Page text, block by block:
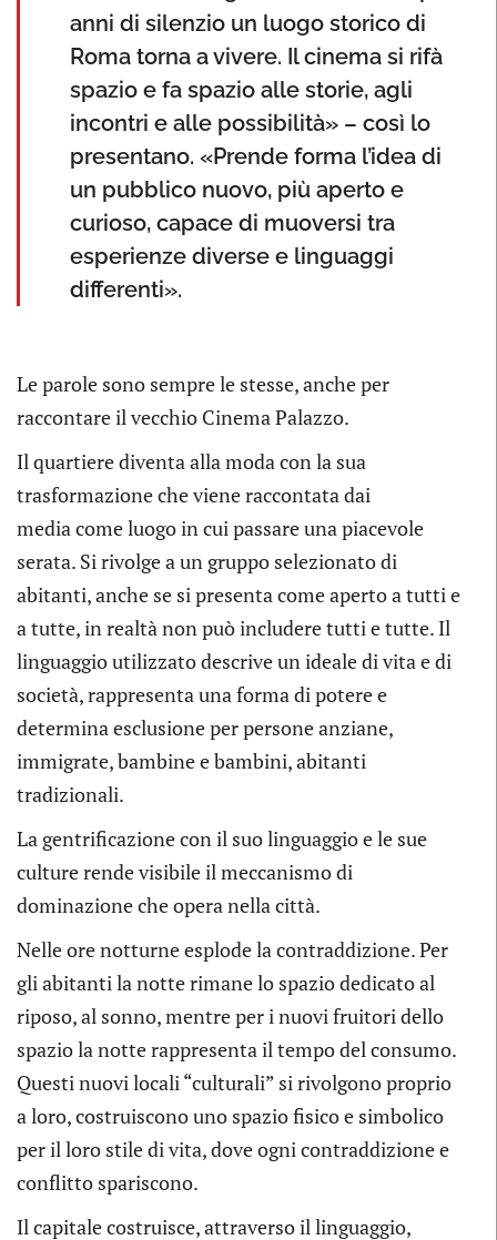
anni di silenzio un luogo storico di
Roma torna a vivere. Il cinema si rifà
spazio e fa spazio alle storie, agli
incontri e alle possibilità» – così lo
presentano. «Prende forma l’idea di
un pubblico nuovo, più aperto e
curioso, capace di muoversi tra
esperienze diverse e linguaggi
differenti».
Le parole sono sempre le stesse, anche per
raccontare il vecchio Cinema Palazzo.
Il quartiere diventa alla moda con la sua
trasformazione che viene raccontata dai
media come luogo in cui passare una piacevole
serata. Si rivolge a un gruppo selezionato di
abitanti, anche se si presenta come aperto a tutti e
a tutte, in realtà non può includere tutti e tutte. Il
linguaggio utilizzato descrive un ideale di vita e di
società, rappresenta una forma di potere e
determina esclusione per persone anziane,
immigrate, bambine e bambini, abitanti
tradizionali.
La gentrificazione con il suo linguaggio e le sue
culture rende visibile il meccanismo di
dominazione che opera nella città.
Nelle ore notturne esplode la contraddizione. Per
gli abitanti la notte rimane lo spazio dedicato al
riposo, al sonno, mentre per i nuovi fruitori dello
spazio la notte rappresenta il tempo del consumo.
Questi nuovi locali “culturali” si rivolgono proprio
a loro, costruiscono uno spazio fisico e simbolico
per il loro stile di vita, dove ogni contraddizione e
conflitto spariscono.
Il capitale costruisce, attraverso il linguaggio,